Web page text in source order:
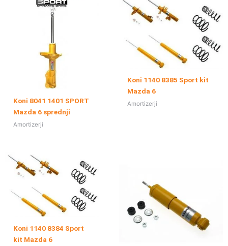
Koni 8041 1401 SPORT
Mazda 6 sprednji
Amortizerji
Koni 1140 8385 Sport kit
Mazda 6
Amortizerji
Koni 1140 8384 Sport
kit Mazda 6